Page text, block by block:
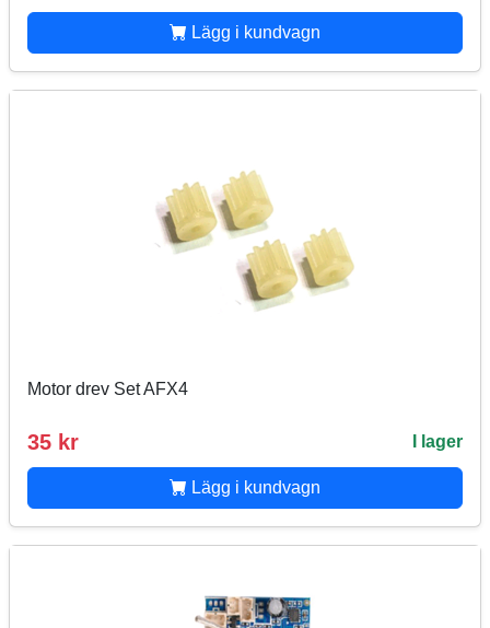
Lägg i kundvagn
Motor drev Set AFX4
35 kr I lager
Lägg i kundvagn